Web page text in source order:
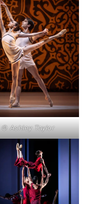
© Ashley Taylor